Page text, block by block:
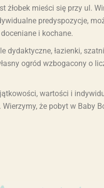
żłobek mieści się przy ul.
predyspozycje,
i kochane.
dydaktyczne, łazienki,
ogród wzbogacony o
wartości i
że pobyt w Baby